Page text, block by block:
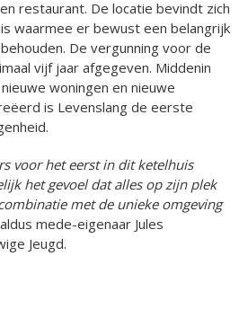
restaurant. De locatie bevindt zich
waarmee er bewust een belangrijk
De vergunning voor de
vijf jaar afgegeven. Middenin
woningen en nieuwe
is Levenslang de eerste
voor het eerst in dit ketelhuis
het gevoel dat alles op zijn plek
met de unieke omgeving
aldus mede-eigenaar Jules
Jeugd.